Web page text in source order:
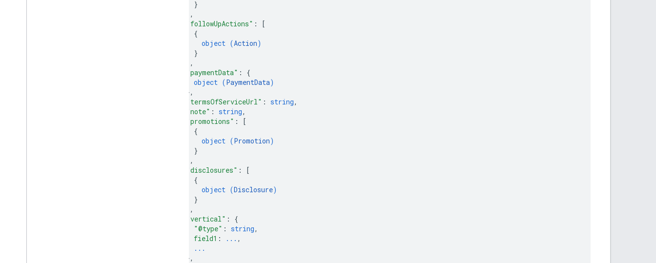
}
,
"followUpActions" :
[
{
object (Action)
}
,
"paymentData" : {
object (PaymentData)
},
"termsOfServiceUrl" : string,
"note" : string,
"promotions" :
[
{
object (Promotion)
}
,
"disclosures" :
[
{
object (Disclosure)
}
,
"vertical" : {
"@type" : string,
field1 : ... ,
...
},